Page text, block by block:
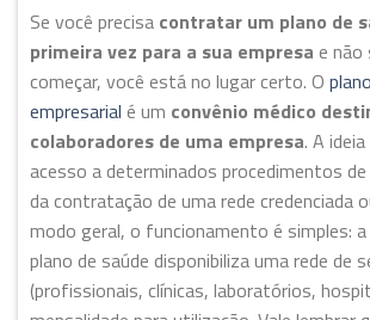
Se você precisa contratar um plano de
primeira vez para a sua empresa e não
começar, você está no lugar certo. O
empresarial é um convênio médico
colaboradores de uma empresa. A
acesso a determinados procedimentos
da contratação de uma rede credenciada
modo geral, o funcionamento é simples:
plano de saúde disponibiliza uma rede de
(profissionais, clínicas, laboratórios,